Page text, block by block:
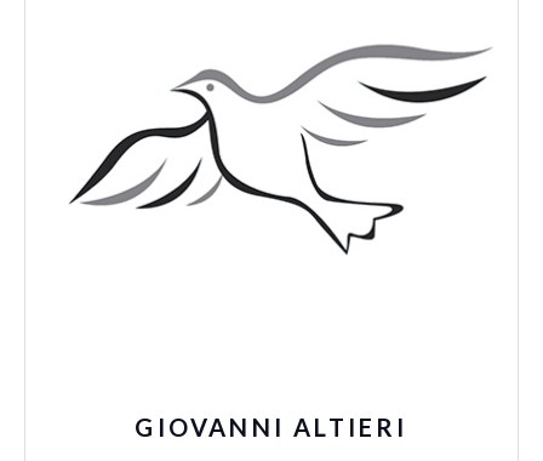
GIOVANNI ALTIERI